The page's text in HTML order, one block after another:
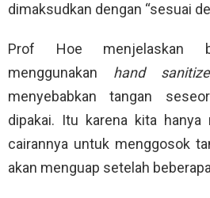
dimaksudkan dengan “sesuai
Prof Hoe menjelaskan
menggunakan hand
menyebabkan tangan
dipakai. Itu karena kita hanya
cairannya untuk menggosok
akan menguap setelah